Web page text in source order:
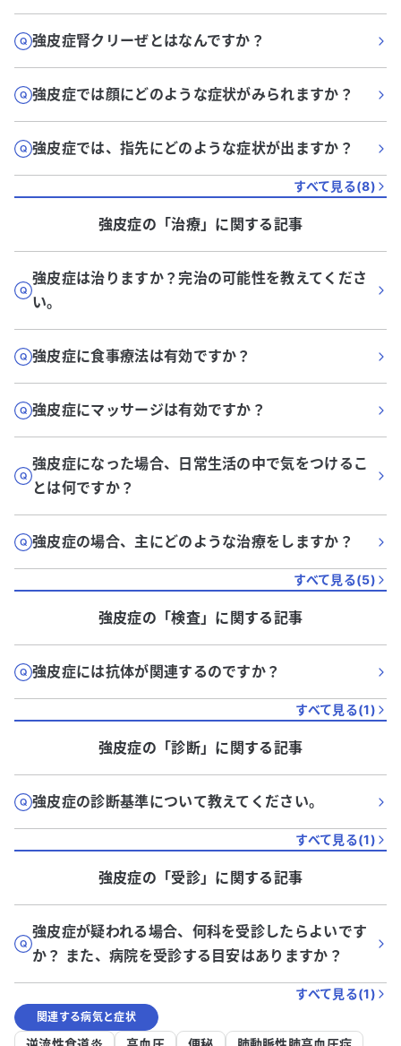
強皮症腎クリーぜとはなんですか？
強皮症では顔にどのような症状がみられますか？
強皮症では、指先にどのような症状が出ますか？
すべて見る(8)
強皮症の「治療」に関する記事
強皮症は治りますか？完治の可能性を教えてくださ
い。
強皮症に食事療法は有効ですか？
強皮症にマッサージは有効ですか？
強皮症になった場合、日常生活の中で気をつけるこ
とは何ですか？
強皮症の場合、主にどのような治療をしますか？
すべて見る(5)
強皮症の「検査」に関する記事
強皮症には抗体が関連するのですか？
すべて見る(1)
強皮症の「診断」に関する記事
強皮症の診断基準について教えてください。
すべて見る(1)
強皮症の「受診」に関する記事
強皮症が疑われる場合、何科を受診したらよいです
か？ また、病院を受診する目安はありますか？
すべて見る(1)
関連する病気と症状